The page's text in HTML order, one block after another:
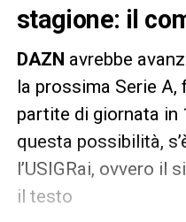
stagione: il
DAZN avrebbe
la prossima Serie
partite di giornata in
questa possibilità,
l’USIGRai, ovvero il
il testo